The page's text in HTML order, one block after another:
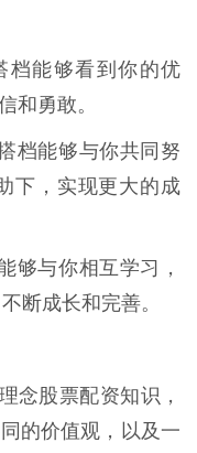
档能够看到你的优
和勇敢。
档能够与你共同努
下，实现更大的成
够与你相互学习，
断成长和完善。
念股票配资知识，
的价值观，以及一